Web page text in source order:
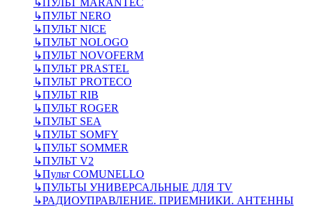
↳ПУЛЬТ MARANTEC
↳ПУЛЬТ NERO
↳ПУЛЬТ NICE
↳ПУЛЬТ NOLOGO
↳ПУЛЬТ NOVOFERM
↳ПУЛЬТ PRASTEL
↳ПУЛЬТ PROTECO
↳ПУЛЬТ RIB
↳ПУЛЬТ ROGER
↳ПУЛЬТ SEA
↳ПУЛЬТ SOMFY
↳ПУЛЬТ SOMMER
↳ПУЛЬТ V2
↳Пульт СOMUNELLO
↳ПУЛЬТЫ УНИВЕРСАЛЬНЫЕ ДЛЯ TV
↳РАДИОУПРАВЛЕНИЕ. ПРИЕМНИКИ. АНТЕННЫ